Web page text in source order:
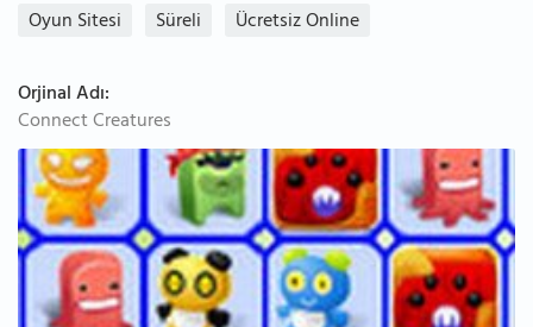
Oyun Sitesi
Süreli Ücretsiz Online
Orjinal Adı:
Connect Creatures